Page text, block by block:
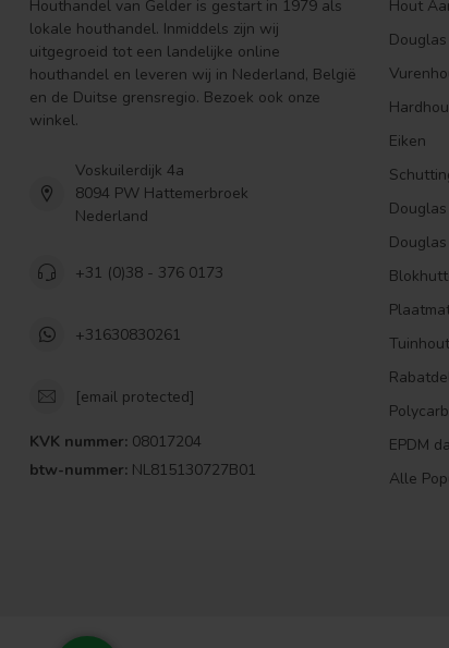
Houthandel van Gelder is gestart in 1979 als
lokale houthandel. Inmiddels zijn wij
uitgegroeid tot een landelijke online
houthandel en leveren wij in Nederland, België
en de Duitse grensregio. Bezoek ook onze
winkel.
Voskuilerdijk 4a
8094 PW Hattemerbroek
Nederland
+31 (0)38 - 376 0173
+31630830261
[email protected]
KVK nummer: 08017204
btw-nummer: NL815130727B01
Hout
Eiken
Tuinhout
EPDM
Alle